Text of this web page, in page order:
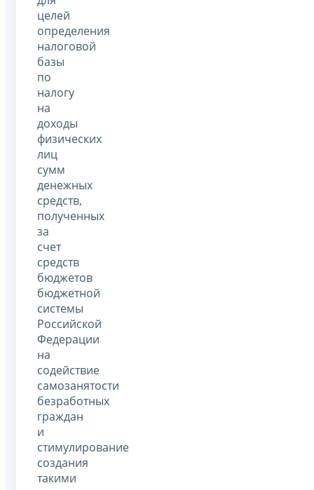
целей
определения
налоговой
базы
по
налогу
на
доходы
физических
лиц
сумм
денежных
средств,
полученных
за
счет
средств
бюджетов
бюджетной
системы
Российской
Федерации
на
содействие
самозанятости
безработных
граждан
и
стимулирование
создания
такими